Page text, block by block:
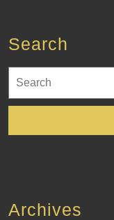
Search
for:
Archives